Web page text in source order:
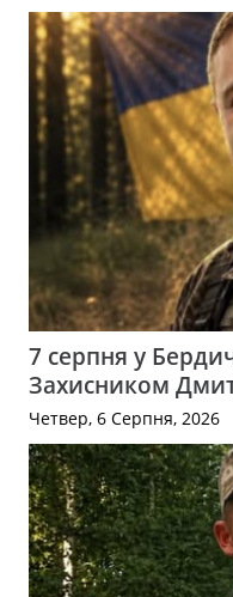
7 серпня у
Захисником
Четвер, 6 Серпня, 2026